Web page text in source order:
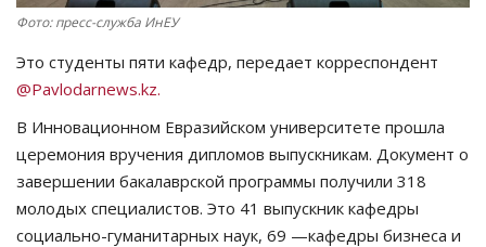
Курултай
Қазақша Русский
Фото: пресс-служба ИнЕУ
Это студенты пяти кафедр, передает корреспондент
@Pavlodarnews.kz.
В Инновационном Евразийском университете прошла
церемония вручения дипломов выпускникам. Документ о
завершении бакалаврской программы получили 318
молодых специалистов. Это 41 выпускник кафедры
социально-гуманитарных наук, 69 —кафедры бизнеса и